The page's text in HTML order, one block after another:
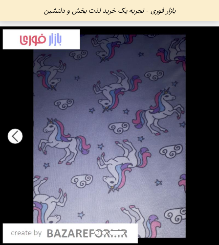
بازار فوری - تجربه یک خرید لذت بخش و دلنشین